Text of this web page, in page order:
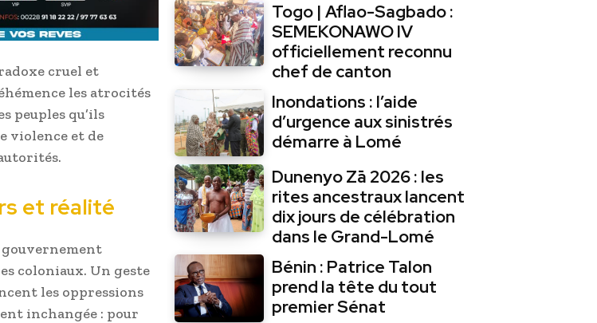
cruel et
les atrocités
peuples qu’ils
violence et de
et réalité
gouvernement
coloniaux. Un geste
les oppressions
inchangée : pour
Togo | Aflao-Sagbado :
SEMEKONAWO IV
officiellement reconnu
chef de canton
Inondations : l’aide
d’urgence aux sinistrés
démarre à Lomé
Dunenyo Zā 2026 : les
rites ancestraux lancent
dix jours de célébration
dans le Grand-Lomé
Bénin : Patrice Talon
prend la tête du tout
premier Sénat